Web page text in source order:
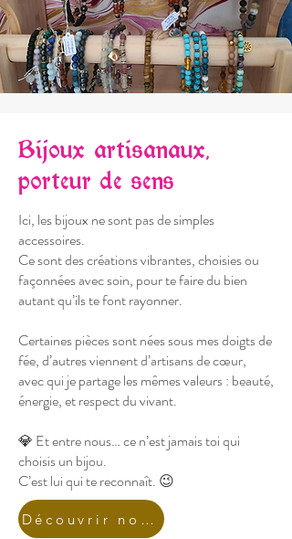
Bijoux artisanaux,
porteur de sens
Ici, les bijoux ne sont pas de simples
accessoires.
Ce sont des créations vibrantes, choisies ou
façonnées avec soin, pour te faire du bien
autant qu’ils te font rayonner.
Certaines pièces sont nées sous mes doigts de
fée, d’autres viennent d’artisans de cœur,
avec qui je partage les mêmes valeurs : beauté,
énergie, et respect du vivant.
💎 Et entre nous… ce n’est jamais toi qui
choisis un bijou.
C’est lui qui te reconnaît. 😉
Découvrir nos Bijoux